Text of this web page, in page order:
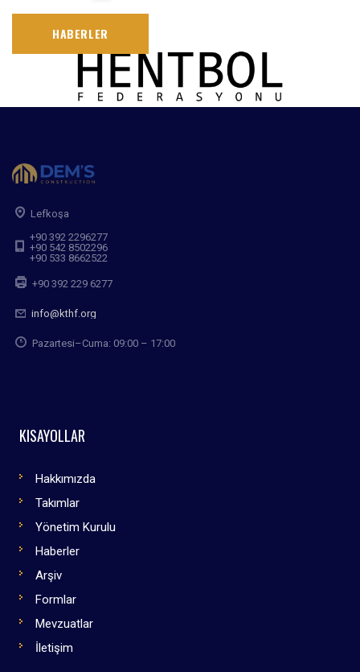
HABERLER
Lefkoşa
+90 392 2296277
+90 542 8502296
+90 533 8662522
+90 392 229 6277
info@kthf.org
Pazartesi–Cuma: 09:00 – 17:00
KISAYOLLAR
Hakkımızda
Takımlar
Yönetim Kurulu
Haberler
Arşiv
Formlar
Mevzuatlar
İletişim